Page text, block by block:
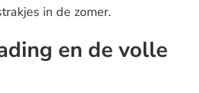
in de zomer.
en de volle